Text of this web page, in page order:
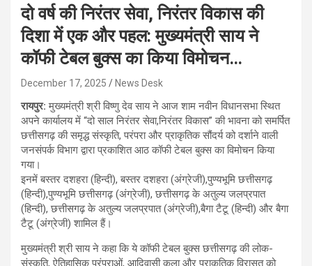
दो वर्ष की निरंतर सेवा, निरंतर विकास की
दिशा में एक और पहल: मुख्यमंत्री साय ने
कॉफी टेबल बुक्स का किया विमोचन…
December 17, 2025 News Desk
रायपुर:मुख्यमंत्री श्री विष्णु देव साय ने आज शाम नवीन विधानसभा स्थित
अपने कार्यालय में “दो साल निरंतर सेवा,निरंतर विकास” की भावना को समर्पित
छत्तीसगढ़ की समृद्ध संस्कृति, परंपरा और प्राकृतिक सौंदर्य को दर्शाने वाली
जनसंपर्क विभाग द्वारा प्रकाशित आठ कॉफी टेबल बुक्स का विमोचन किया
गया।
इनमें बस्तर दशहरा (हिन्दी), बस्तर दशहरा (अंग्रेजी),पुण्यभूमि छत्तीसगढ़
(हिन्दी),पुण्यभूमि छत्तीसगढ़ (अंग्रेजी), छत्तीसगढ़ के अतुल्य जलप्रपात
(हिन्दी), छत्तीसगढ़ के अतुल्य जलप्रपात (अंग्रेजी),बैगा टैटू (हिन्दी) और बैगा
टैटू (अंग्रेजी) शामिल हैं।
मुख्यमंत्री श्री साय ने कहा कि ये कॉफी टेबल बुक्स छत्तीसगढ़ की लोक-
संस्कृति, ऐतिहासिक परंपराओं, आदिवासी कला और प्राकृतिक विरासत को